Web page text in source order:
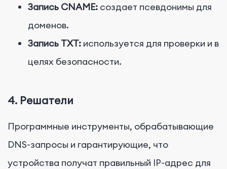
Запись CNAME: создает псевдонимы для
доменов.
Запись TXT: используется для проверки и в
целях безопасности.
4. Решатели
Программные инструменты, обрабатывающие
DNS-запросы и гарантирующие, что
устройства получат правильный IP-адрес для